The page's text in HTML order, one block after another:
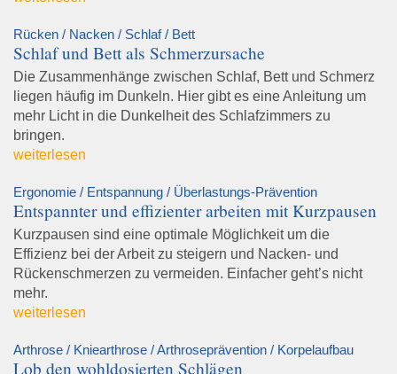
Rücken / Nacken / Schlaf / Bett
Schlaf und Bett als Schmerzursache
Die Zusammenhänge zwischen Schlaf, Bett und Schmerz
liegen häufig im Dunkeln. Hier gibt es eine Anleitung um
mehr Licht in die Dunkelheit des Schlafzimmers zu
bringen.
weiterlesen
Ergonomie / Entspannung / Überlastungs-Prävention
Entspannter und effizienter arbeiten mit Kurzpausen
Kurzpausen sind eine optimale Möglichkeit um die
Effizienz bei der Arbeit zu steigern und Nacken- und
Rückenschmerzen zu vermeiden. Einfacher geht’s nicht
mehr.
weiterlesen
Arthrose / Kniearthrose / Arthroseprävention / Korpelaufbau
Lob den wohldosierten Schlägen